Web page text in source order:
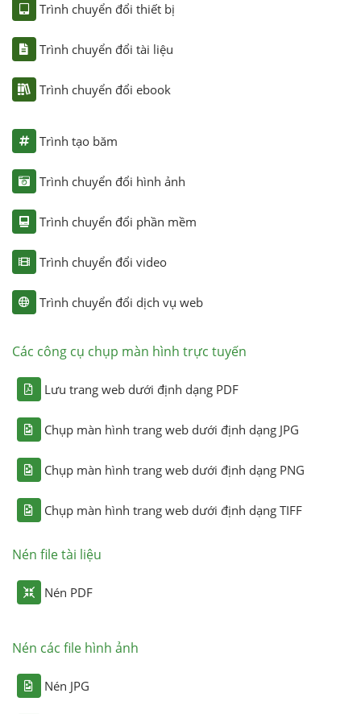
Trình chuyển đổi thiết bị
Trình chuyển đổi tài liệu
Trình chuyển đổi ebook
Trình tạo băm
Trình chuyển đổi hình ảnh
Trình chuyển đổi phần mềm
Trình chuyển đổi video
Trình chuyển đổi dịch vụ web
Các công cụ chụp màn hình trực tuyến
Lưu trang web dưới định dạng PDF
Chụp màn hình trang web dưới định dạng JPG
Chụp màn hình trang web dưới định dạng PNG
Chụp màn hình trang web dưới định dạng TIFF
Nén file tài liệu
Nén PDF
Nén các file hình ảnh
Nén JPG